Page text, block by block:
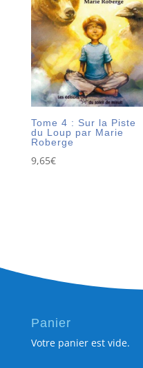
Tome 4 : Sur la Piste
du Loup par Marie
Roberge
9,65€
Panier
Votre panier est vide.